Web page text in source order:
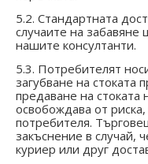
5.2. Стандартната
случаите на
нашите консултанти.
5.3. Потребителят
загубване на стоката
предаване на стоката
освобождава от
потребителя.
закъснение в случай,
куриер или друг